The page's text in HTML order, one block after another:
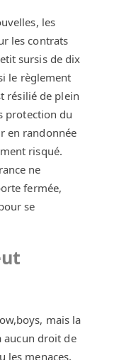
les
les contrats
sursis de dix
le règlement
résilié de plein
protection du
en randonnée
risqué.
ne
fermée,
se
mais la
aucun droit de
les menaces,